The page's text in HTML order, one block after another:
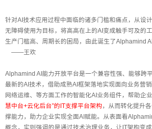
针对AI技术应用过程中面临的诸多门槛和痛点，从设
无障碍使用为目标，将高高在上的AI变成触手可及的
生产门槛高、周期长的困局，由此诞生了Alphamind
——王欢
Alphamind AI能力开放平台是一个兼容性强、能够跨
最新的AI技术，借助成熟AI框架落地实现面向业务营
网络运维、等方面工作的智能化AI业务组件，帮助企
慧中台+云化后台”的IT支撑平台架构 ，从而转化提升
撑能力，助力企业实现全面AI赋能。从表面看
概念，实则强调的是通过技术治理业务，让IT架构变